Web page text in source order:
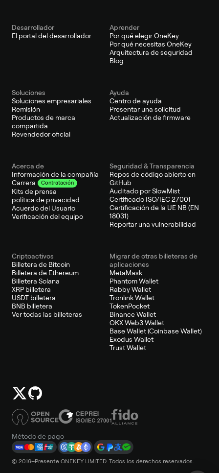
Desarrollador
El portal del desarrollador
Aprender
Por qué elegir OneKey
Por qué necesitas OneKey
Arquitectura de seguridad
Blog
Soluciones
Soluciones empresariales
Remisión
Productos de marca
compartida
Revendedor oficial
Ayuda
Centro de ayuda
Presentar una solicitud
Actualización de firmware
Acerca de
Información de la compañía
Carrera
Contratación
Kits de prensa
política de privacidad
Acuerdo del Usuario
Verificación del equipo
Seguridad & Transparencia
Repos de código abierto en
GitHub
Auditado por SlowMist
Certificado ISO/IEC 27001
Certificación de la UE NB (EN
18031)
Reportar una vulnerabilidad
Criptoactivos
Billetera de Bitcoin
Billetera de Ethereum
Billetera Solana
XRP billetera
USDT billetera
BNB billetera
Ver todas las billeteras
Migrar de otras billeteras de
aplicaciones
MetaMask
Phantom Wallet
Rabby Wallet
Tronlink Wallet
TokenPocket
Binance Wallet
OKX Web3 Wallet
Base Wallet (Coinbase Wallet)
Exodus Wallet
Trust Wallet
Método de pago
© 2019–Presente ONEKEY LIMITED. Todos los derechos reservados.